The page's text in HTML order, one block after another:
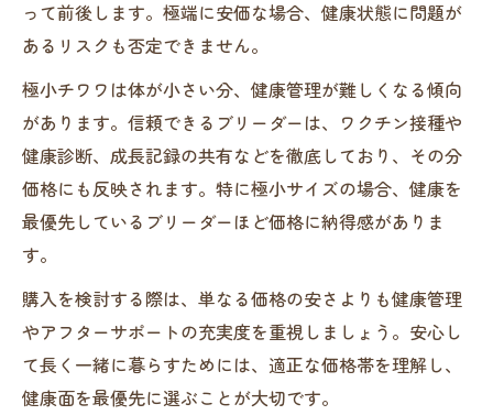
って前後します。極端に安価な場合、健康状態に問題が
あるリスクも否定できません。
極小チワワは体が小さい分、健康管理が難しくなる傾向
があります。信頼できるブリーダーは、ワクチン接種や
健康診断、成長記録の共有などを徹底しており、その分
価格にも反映されます。特に極小サイズの場合、健康を
最優先しているブリーダーほど価格に納得感がありま
す。
購入を検討する際は、単なる価格の安さよりも健康管理
やアフターサポートの充実度を重視しましょう。安心し
て長く一緒に暮らすためには、適正な価格帯を理解し、
健康面を最優先に選ぶことが大切です。